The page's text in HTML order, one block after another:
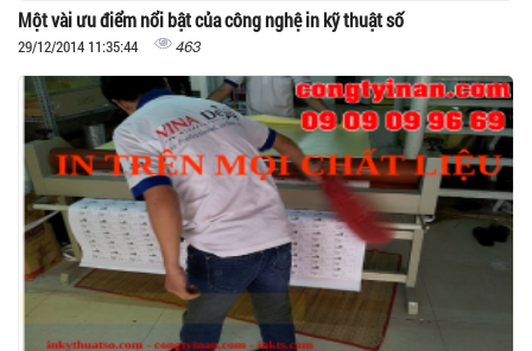
Một vài ưu điểm nổi bật của công nghệ in kỹ thuật số
29/12/2014 11:35:44 463